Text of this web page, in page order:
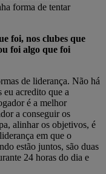
forma de tentar
foi, nos clubes que
foi algo que foi
de liderança. Não há
eu acredito que a
é a melhor
a conseguir os
alinhar os objetivos, é
em que o
estão juntos, são duas
24 horas do dia e